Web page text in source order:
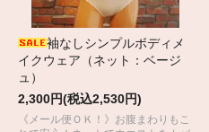
袖なしシンプルボディメ
イクウェア（ネット：ベージ
ュ）
2,300円(税込2,530円)
《メール便ＯＫ！》お腹まわりもこ